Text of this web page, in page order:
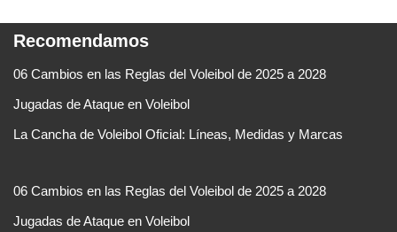
Recomendamos
06 Cambios en las Reglas del Voleibol de 2025 a 2028
Jugadas de Ataque en Voleibol
La Cancha de Voleibol Oficial: Líneas, Medidas y Marcas
06 Cambios en las Reglas del Voleibol de 2025 a 2028
Jugadas de Ataque en Voleibol